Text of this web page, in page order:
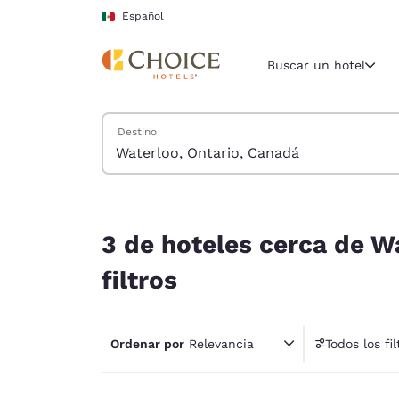
Pasar A Contenido Principal
Español
Región y
México
América
América
Buscar un hotel
Buscar hoteles
Destino
3 de hoteles cerca de
filtros
Ordenar por Relevancia Todos los
1